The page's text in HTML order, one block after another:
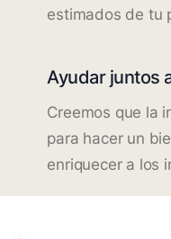
estimados de tu
Ayudar juntos
Creemos que la
para hacer un
enriquecer a los